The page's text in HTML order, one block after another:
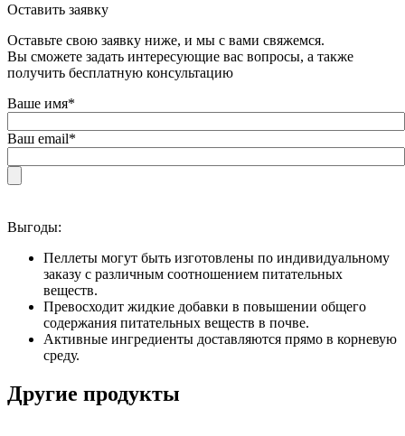
Оставить заявку
Оставьте свою заявку ниже, и мы с вами свяжемся.
Вы сможете задать интересующие вас вопросы, а также
получить бесплатную консультацию
Ваше имя*
Ваш email*
Выгоды:
Пеллеты могут быть изготовлены по индивидуальному
заказу с различным соотношением питательных
веществ.
Превосходит жидкие добавки в повышении общего
содержания питательных веществ в почве.
Активные ингредиенты доставляются прямо в корневую
среду.
Другие продукты